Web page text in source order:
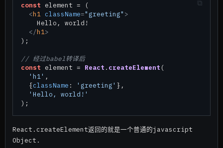
const element = (
<h1 className="greeting" >
Hello, world!
</h1 >
);
// 经过babel转译后
const element = React . createElement (
'h1' ,
  {
className : 'greeting' },
'Hello, world!'
React.createElement返回的就是一个普通的javascript
Object.